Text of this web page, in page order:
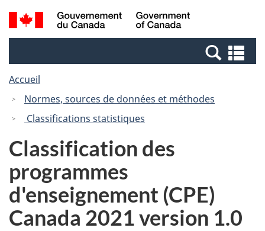
Passer
au
Passer
à
Canada
Recherche
et
et
Accueil
Normes, sources de données et méthodes
Classifications statistiques
Classification des
programmes
d'enseignement (CPE)
Canada 2021 version 1.0